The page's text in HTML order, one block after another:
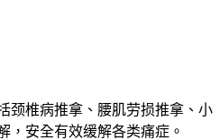
颈椎病推拿、腰肌劳损推拿、小
，安全有效缓解各类痛症。